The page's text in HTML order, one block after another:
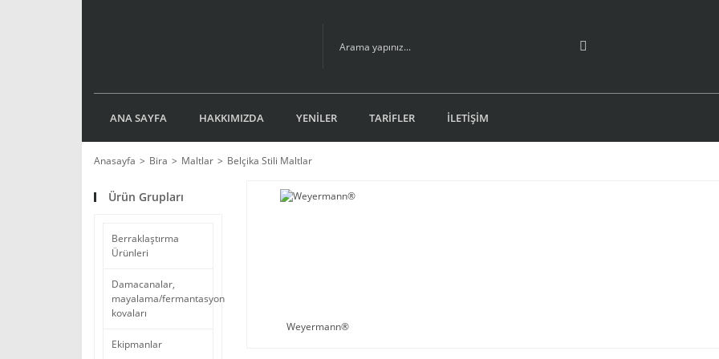
ANA SAYFA HAKKIMIZDA YENİLER TARİFLER İLETİŞİM
Anasayfa Bira Maltlar Belçika Stili Maltlar
Ürün Grupları
Berraklaştırma
Ürünleri
Damacanalar,
mayalama/fermantasyon
kovaları
Ekipmanlar
Weyermann®